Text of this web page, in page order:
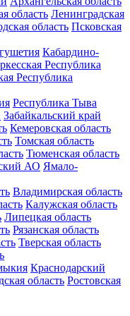
область Ленинградская
область Псковская
Кабардино-
Республика
Республика
Республика Тыва
Забайкальский край
Кемеровская область
Томская область
Тюменская область
АО Ямало-
Владимирская область
Калужская область
Липецкая область
Рязанская область
Тверская область
Краснодарский
область Ростовская